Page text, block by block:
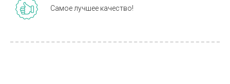
Самое лучшее качество!